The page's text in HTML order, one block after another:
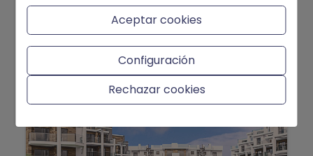
2 2
Aceptar cookies
Configuración
Rechazar cookies